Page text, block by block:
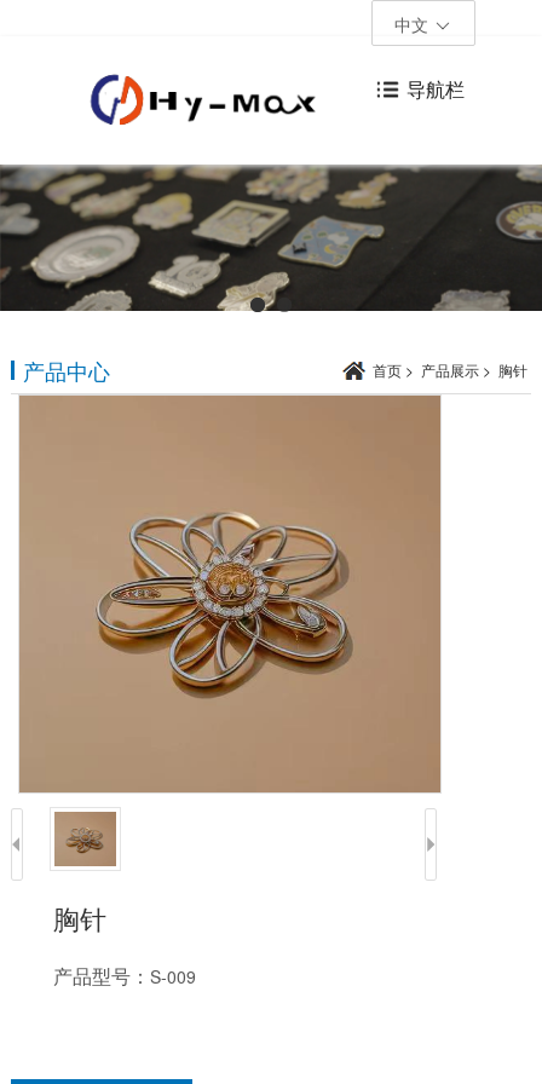
中文
导航栏
产品中心 首页 > 产品展示 > 胸针
胸针
产品型号：S-009